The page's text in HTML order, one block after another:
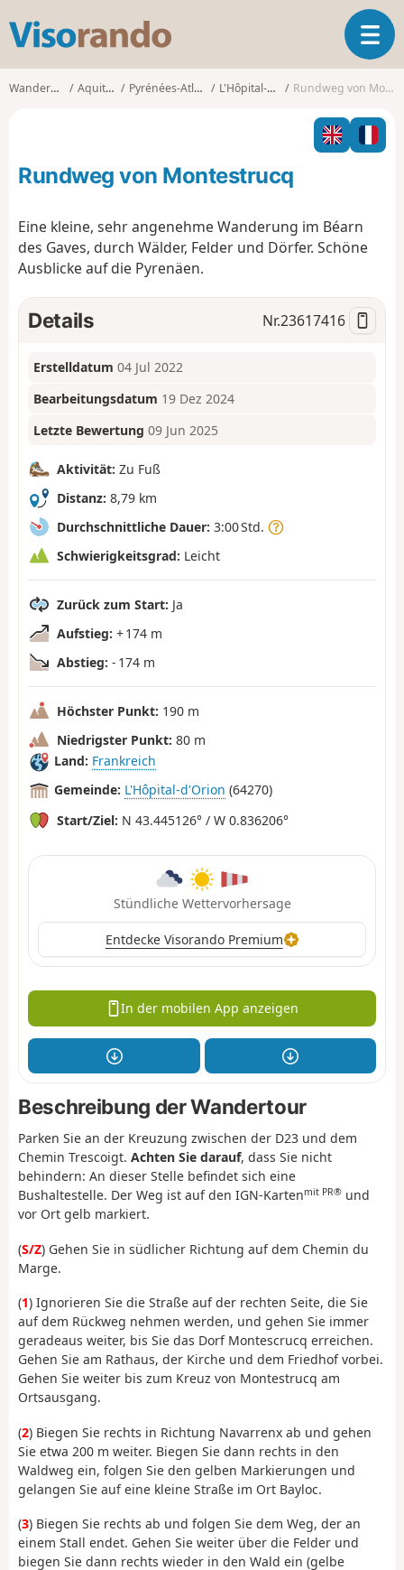
s
o
o
T
o
g
l
n
o
n
Wanderungen Aquitanien Pyrénées-Atlantiques L'Hôpital-d'Orion Rundweg von Montestrucq
Rundweg von Montestrucq
Eine kleine, sehr angenehme Wanderung im Béarn
des Gaves, durch Wälder, Felder und Dörfer. Schöne
Ausblicke auf die Pyrenäen.
Details Nr.23617416
Erstelldatum 04 Jul 2022
Bearbeitungsdatum 19 Dez 2024
Letzte Bewertung 09 Jun 2025
Aktivität: Zu Fuß
Distanz: 8,79 km
Durchschnittliche Dauer: 3:00 Std.
Schwierigkeitsgrad: Leicht
Zurück zum Start: Ja
Aufstieg: + 174 m
Abstieg: - 174 m
Höchster Punkt: 190 m
Niedrigster Punkt: 80 m
Land: Frankreich
Gemeinde: L'Hôpital-d'Orion (64270)
Start/Ziel: N 43.445126° / W 0.836206°
Stündliche Wettervorhersage
Entdecke Visorando Premium
In der mobilen App anzeigen
Beschreibung der Wandertour
Parken Sie an der Kreuzung zwischen der D23 und dem
Chemin Trescoigt. Achten Sie darauf, dass Sie nicht
behindern: An dieser Stelle befindet sich eine
Bushaltestelle. Der Weg ist auf den IGN-Kartenmit PR® und
vor Ort gelb markiert.
(S/Z) Gehen Sie in südlicher Richtung auf dem Chemin du
Marge.
(1) Ignorieren Sie die Straße auf der rechten Seite, die Sie
auf dem Rückweg nehmen werden, und gehen Sie immer
geradeaus weiter, bis Sie das Dorf Montescrucq erreichen.
Gehen Sie am Rathaus, der Kirche und dem Friedhof vorbei.
Gehen Sie weiter bis zum Kreuz von Montestrucq am
Ortsausgang.
(2) Biegen Sie rechts in Richtung Navarrenx ab und gehen
Sie etwa 200 m weiter. Biegen Sie dann rechts in den
Waldweg ein, folgen Sie den gelben Markierungen und
gelangen Sie auf eine kleine Straße im Ort Bayloc.
(3) Biegen Sie rechts ab und folgen Sie dem Weg, der an
einem Stall endet. Gehen Sie weiter über die Felder und
biegen Sie dann rechts wieder in den Wald ein (gelbe